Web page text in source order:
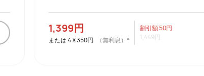
1,399円
または4X350円 （無利息）*
割引額50円
1,449円